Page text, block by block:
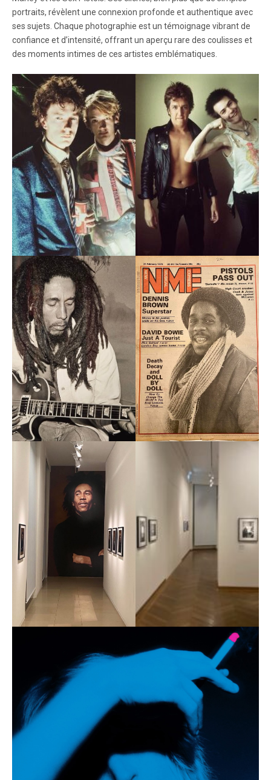
portraits, révèlent une connexion profonde et authentique avec
ses sujets. Chaque photographie est un témoignage vibrant de
confiance et d’intensité, offrant un aperçu rare des coulisses et
des moments intimes de ces artistes emblématiques.